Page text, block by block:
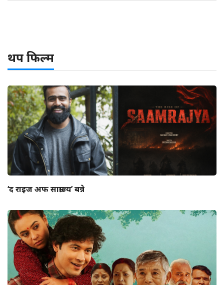
थप फिल्म
‘द राइज अफ साम्राज्य’ बन्ने